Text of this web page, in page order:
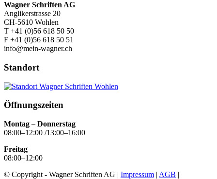
Wagner Schriften AG
Anglikerstrasse 20
CH-5610 Wohlen
T +41 (0)56 618 50 50
F +41 (0)56 618 50 51
info@mein-wagner.ch
Standort
Öffnungszeiten
Montag – Donnerstag
08:00–12:00 /13:00–16:00
Freitag
08:00–12:00
© Copyright - Wagner Schriften AG | Impressum | AGB |